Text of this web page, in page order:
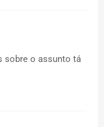
sobre o assunto tá